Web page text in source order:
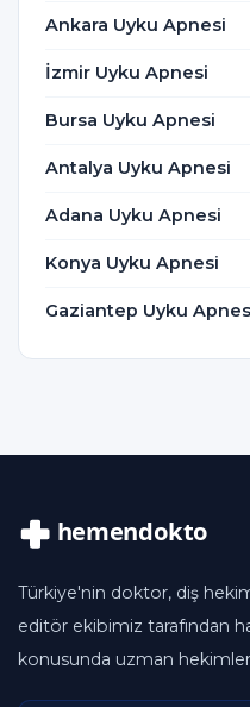
Ankara Uyku Apnesi
İzmir Uyku Apnesi
Bursa Uyku Apnesi
Antalya Uyku Apnesi
Adana Uyku Apnesi
Konya Uyku Apnesi
Gaziantep Uyku
Türkiye'nin doktor, diş
editör ekibimiz tarafından
konusunda uzman